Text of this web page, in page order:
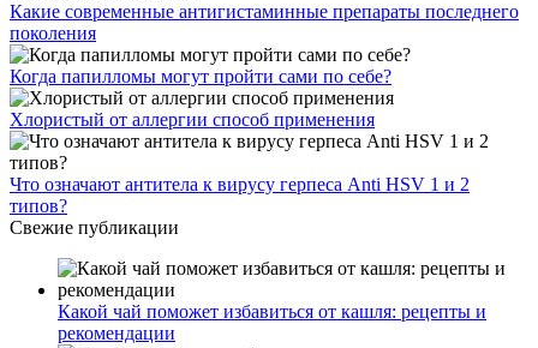
Какие современные антигистаминные препараты последнего
поколения
Когда папилломы могут пройти сами по себе?
Хлористый от аллергии способ применения
Что означают антитела к вирусу герпеса Anti HSV 1 и 2
типов?
Свежие публикации
Какой чай поможет избавиться от кашля: рецепты и
рекомендации